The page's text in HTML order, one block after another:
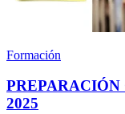
Formación
PREPARACIÓN
2025